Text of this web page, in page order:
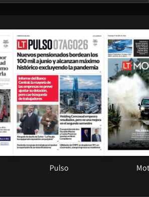
Opens in new window Opens in
Pulso